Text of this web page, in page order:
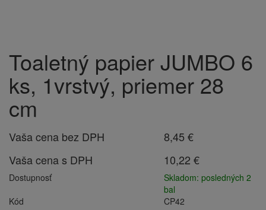
Toaletný papier JUMBO 6
ks, 1vrstvý, priemer 28
cm
Vaša cena bez DPH
8,45 €
Vaša cena s DPH
10,22 €
Dostupnosť
Skladom: posledných 2
bal
Kód
CP42